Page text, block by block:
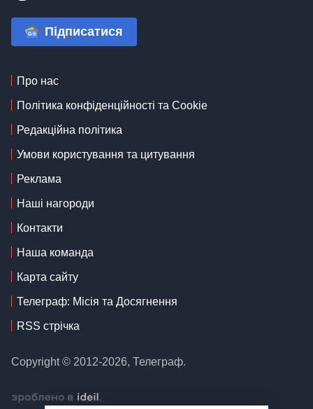
Підписатися
Про нас
Політика конфіденційності та Cookie
Редакційна політика
Умови користування та цитування
Реклама
Наші нагороди
Контакти
Наша команда
Карта сайту
Телеграф: Місія та Досягнення
RSS стрічка
Copyright © 2012-2026, Телеграф.